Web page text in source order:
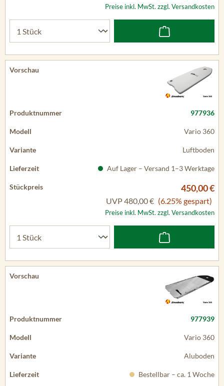
Preise inkl. MwSt. zzgl. Versandkosten
977936
Vario 360
Luftboden
Auf Lager – Versand 1–3 Werktage
450,00 €
UVP480,00 € (6.25% gespart)
Preise inkl. MwSt. zzgl. Versandkosten
977939
Vario 360
Aluboden
Bestellbar – ca. 1 Woche